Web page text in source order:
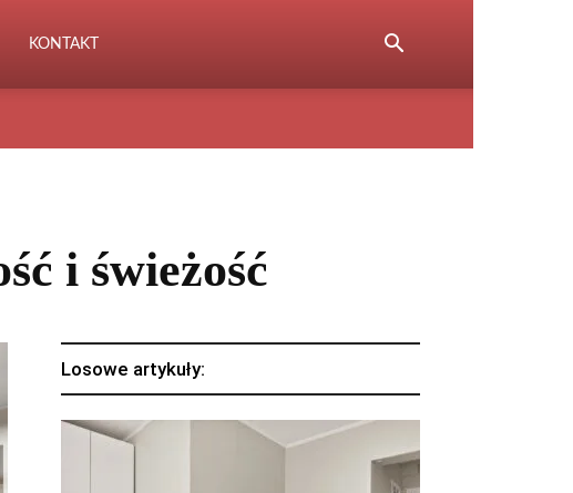
KONTAKT
i świeżość
Losowe artykuły: